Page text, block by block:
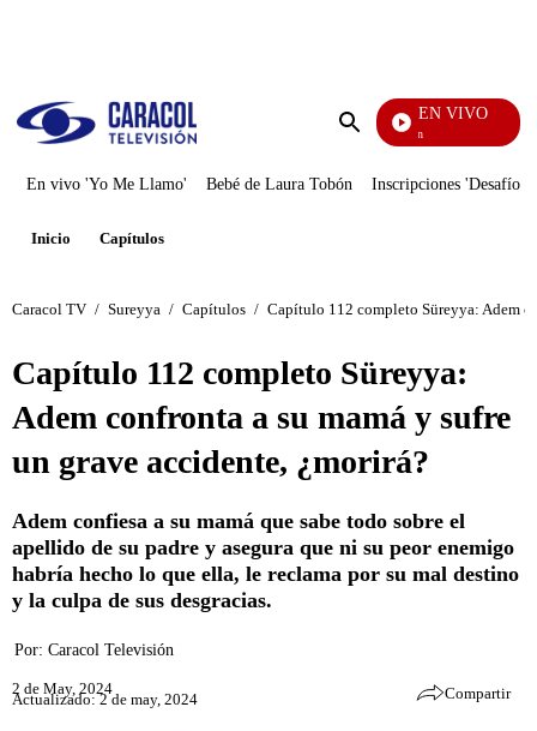
Enviar
EN VIVO
Pura Diversión
En vivo 'Yo Me Llamo' Bebé de Laura Tobón Inscripciones 'Desafío'
Inicio Capítulos
Caracol TV / Sureyya / Capítulos / Capítulo 112 completo Süreyya: Adem
Capítulo 112 completo Süreyya:
Adem confronta a su mamá y sufre
un grave accidente, ¿morirá?
Adem confiesa a su mamá que sabe todo sobre el
apellido de su padre y asegura que ni su peor enemigo
habría hecho lo que ella, le reclama por su mal destino
y la culpa de sus desgracias.
Por: Caracol Televisión
2 de May, 2024
Actualizado: 2 de may, 2024 Compartir